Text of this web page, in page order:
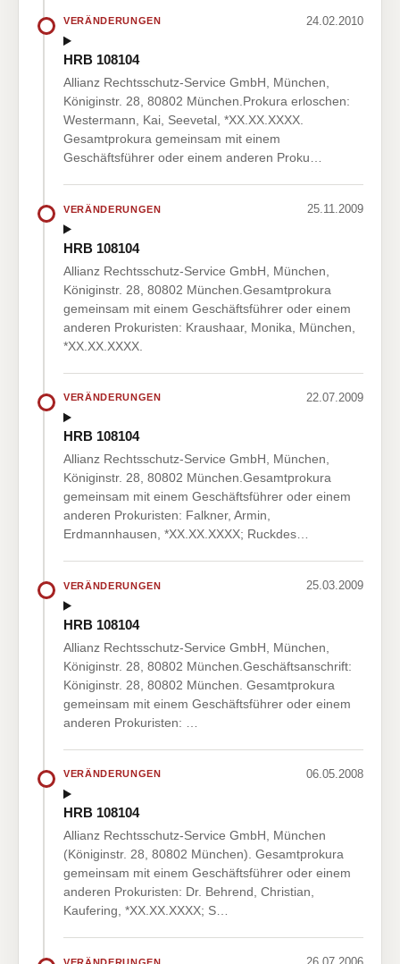
VERÄNDERUNGEN 24.02.2010
HRB 108104
Allianz Rechtsschutz-Service GmbH, München,
Königinstr. 28, 80802 München.Prokura erloschen:
Westermann, Kai, Seevetal, *XX.XX.XXXX.
Gesamtprokura gemeinsam mit einem
Geschäftsführer oder einem anderen Proku…
VERÄNDERUNGEN 25.11.2009
HRB 108104
Allianz Rechtsschutz-Service GmbH, München,
Königinstr. 28, 80802 München.Gesamtprokura
gemeinsam mit einem Geschäftsführer oder einem
anderen Prokuristen: Kraushaar, Monika, München,
*XX.XX.XXXX.
VERÄNDERUNGEN 22.07.2009
HRB 108104
Allianz Rechtsschutz-Service GmbH, München,
Königinstr. 28, 80802 München.Gesamtprokura
gemeinsam mit einem Geschäftsführer oder einem
anderen Prokuristen: Falkner, Armin,
Erdmannhausen, *XX.XX.XXXX; Ruckdes…
VERÄNDERUNGEN 25.03.2009
HRB 108104
Allianz Rechtsschutz-Service GmbH, München,
Königinstr. 28, 80802 München.Geschäftsanschrift:
Königinstr. 28, 80802 München. Gesamtprokura
gemeinsam mit einem Geschäftsführer oder einem
anderen Prokuristen: …
VERÄNDERUNGEN 06.05.2008
HRB 108104
Allianz Rechtsschutz-Service GmbH, München
(Königinstr. 28, 80802 München). Gesamtprokura
gemeinsam mit einem Geschäftsführer oder einem
anderen Prokuristen: Dr. Behrend, Christian,
Kaufering, *XX.XX.XXXX; S…